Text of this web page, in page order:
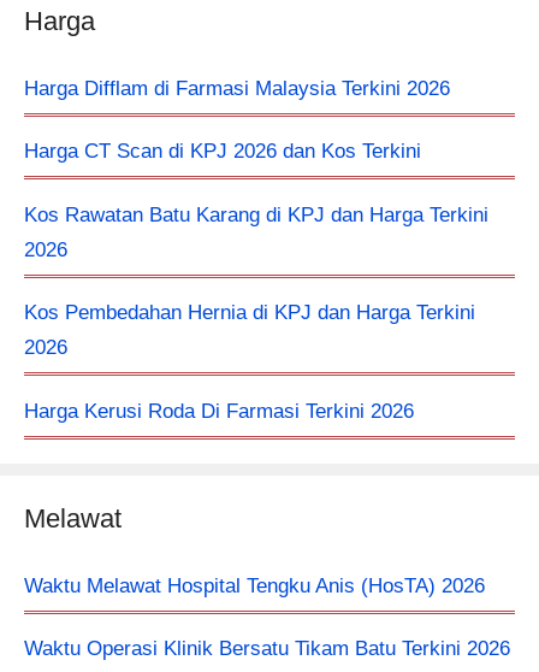
Harga
Harga Difflam di Farmasi Malaysia Terkini 2026
Harga CT Scan di KPJ 2026 dan Kos Terkini
Kos Rawatan Batu Karang di KPJ dan Harga Terkini
2026
Kos Pembedahan Hernia di KPJ dan Harga Terkini
2026
Harga Kerusi Roda Di Farmasi Terkini 2026
Melawat
Waktu Melawat Hospital Tengku Anis (HosTA) 2026
Waktu Operasi Klinik Bersatu Tikam Batu Terkini 2026